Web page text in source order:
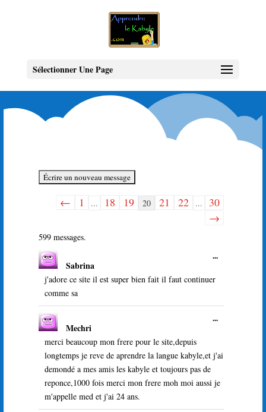
Sélectionner Une Page
Navigation
liste
livre
d’or
← 1 ... 18 19 20 21 22 ...
30
→
599 messages.
Sabrina
j'adore ce site il est super bien fait il faut continuer
comme sa
...Ouvrir/
Mechri
merci beaucoup mon frere pour le site,depuis
longtemps je reve de aprendre la langue kabyle,et j'ai
demondé a mes amis les kabyle et toujours pas de
reponce,1000 fois merci mon frere moh moi aussi je
m'appelle med et j'ai 24 ans.
...Ouvrir/
méta.